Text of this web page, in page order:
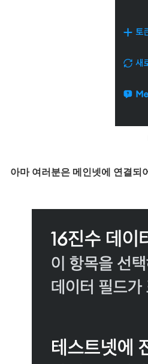
아마 여러분은 메인넷에 연결